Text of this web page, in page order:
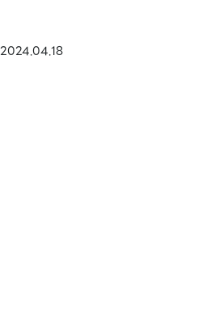
2024.04.18